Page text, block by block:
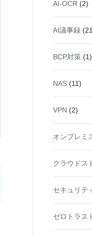
AI-OCR (2)
AI議事録
BCP対策 (1)
NAS (11)
VPN (2)
オンプレミ
クラウドス
セキュリテ
ゼロトラス